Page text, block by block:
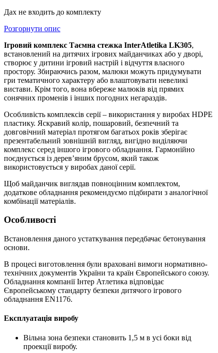
Дах не входить до комплекту
Розгорнути опис
Ігровий комплекс Таємна стежка InterAtletika LK305,
встановлений на дитячих ігрових майданчиках або у дворі,
створює у дитини ігровий настрій і відчуття власного
простору. Збираючись разом, малюки можуть придумувати
гри тематичного характеру або влаштовувати невеликі
вистави. Крім того, вона вбереже малюків від прямих
сонячних променів і інших погодних негараздів.
Особливість комплексів серії – використання у виробах HDPE
пластику. Яскравий колір, пошаровий, безпечний та
довговічний матеріал протягом багатьох років зберігає
презентабельний зовнішній вигляд, вигідно виділяючи
комплекс серед іншого ігрового обладнання. Гармонійно
поєднується із деревʼяним брусом, який також
використовується у виробах даної серії.
Щоб майданчик виглядав повноцінним комплектом,
додаткове обладнання рекомендуємо підбирати з аналогічної
комбінації матеріалів.
Особливості
Встановлення даного устаткування передбачає бетонування
основи.
В процесі виготовлення були враховані вимоги нормативно-
технічних документів України та країн Європейського союзу.
Обладнання компанії Інтер Атлетика відповідає
Європейському стандарту безпеки дитячого ігрового
обладнання EN1176.
Експлуатація виробу
Вільна зона безпеки становить 1,5 м в усі боки від
проекції виробу.